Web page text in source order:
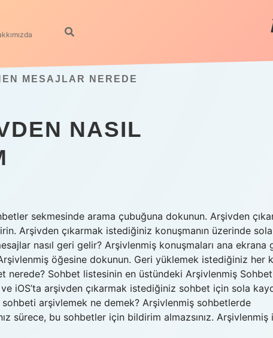
MESAJLAR NEREDE
NASIL
sekmesinde arama çubuğuna dokunun. Arşivden
Arşivden çıkarmak istediğiniz konuşmanın üzerinde sola
nasıl geri gelir? Arşivlenmiş konuşmaları ana ekrana
öğesine dokunun. Geri yüklemek istediğiniz her
nerede? Sohbet listesinin en üstündeki Arşivlenmiş
iOS’ta arşivden çıkarmak istediğiniz sohbet için sola
sohbeti arşivlemek ne demek? Arşivlenmiş sohbetlerde
sürece, bu sohbetler için bildirim almazsınız. Arşivlenmiş